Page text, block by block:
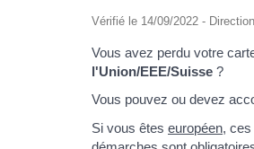
Vérifié le 14/09/2022 -
Vous avez perdu votre
l'Union/EEE/Suisse ?
Vous pouvez ou devez
Si vous êtes européen,